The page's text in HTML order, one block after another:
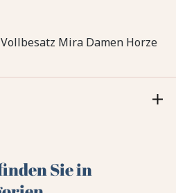
Mira Damen Horze
Sie in